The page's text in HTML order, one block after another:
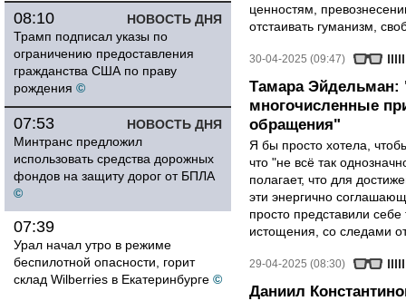
НОВОСТЬ ДНЯ
08:10
Трамп подписал указы по
ограничению предоставления
гражданства США по праву
рождения ©
НОВОСТЬ ДНЯ
07:53
Минтранс предложил
использовать средства дорожных
фондов на защиту дорог от БПЛА
©
07:39
Урал начал утро в режиме
беспилотной опасности, горит
склад Wilberries в Екатеринбурге ©
ценностям,
отстаивать гуманизм,
30-04-2025 (09:47)
Тамара
многочисленные
обращения"
Я бы просто хотела,
что "не всё так
полагает, что для
эти энергично
просто представили
истощения, со следами
29-04-2025 (08:30)
Даниил